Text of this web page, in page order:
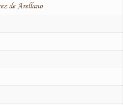
de Arellano